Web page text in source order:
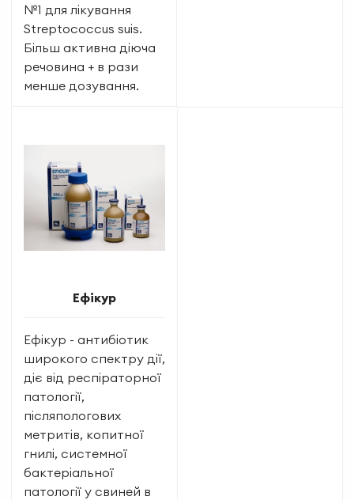
№1 для лікування
Streptococcus suis.
Більш активна діюча
речовина + в рази
менше дозування.
Ефікур
Ефікур - антибіотик
широкого спектру дії,
діє від респіраторної
патології,
післяпологових
метритів, копитної
гнилі, системної
бактеріальної
патології у свиней в